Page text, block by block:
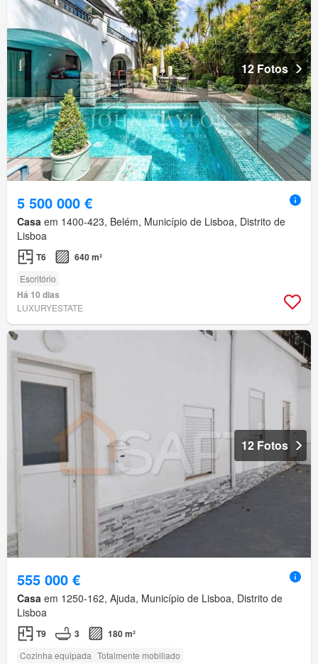
12 Fotos
5 500 000 €
Casa em 1400-423, Belém, Município de Lisboa, Distrito de
Lisboa
T6 640 m²
Escritório
Há 10 dias
LUXURYESTATE
12 Fotos
555 000 €
Casa em 1250-162, Ajuda, Município de Lisboa, Distrito de
Lisboa
T9 3 180 m²
Cozinha equipada Totalmente mobiliado